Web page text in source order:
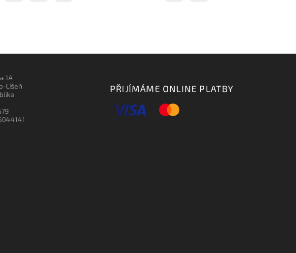
1A
Líšeň
PŘIJÍMÁME ONLINE PLATBY